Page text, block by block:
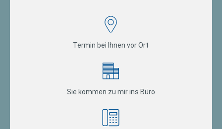
Termin bei Ihnen vor Ort
Sie kommen zu mir ins Büro